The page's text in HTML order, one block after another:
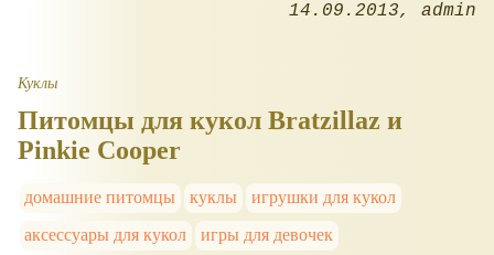
14.09.2013 admin
Куклы
Питомцы для кукол Bratzillaz и
Pinkie Cooper
домашние питомцы куклы
игрушки для кукол
аксессуары для кукол
игры для девочек